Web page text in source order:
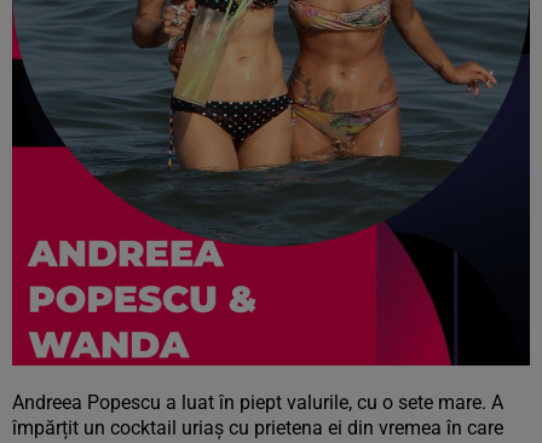
Andreea Popescu a luat în piept valurile, cu o sete mare. A
împărțit un cocktail uriaș cu prietena ei din vremea în care